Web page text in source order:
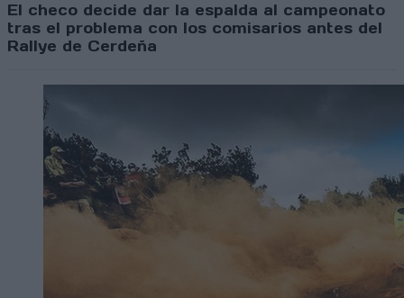
El checo decide dar la espalda al campeonato
tras el problema con los comisarios antes del
Rallye de Cerdeña